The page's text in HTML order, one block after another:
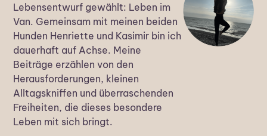
Lebensentwurf gewählt: Leben im
Van. Gemeinsam mit meinen beiden
Hunden Henriette und Kasimir bin ich
dauerhaft auf Achse. Meine
Beiträge erzählen von den
Herausforderungen, kleinen
Alltagskniffen und überraschenden
Freiheiten, die dieses besondere
Leben mit sich bringt.